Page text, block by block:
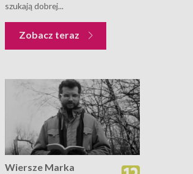
szukają dobrej...
Zobacz teraz
Wiersze Marka